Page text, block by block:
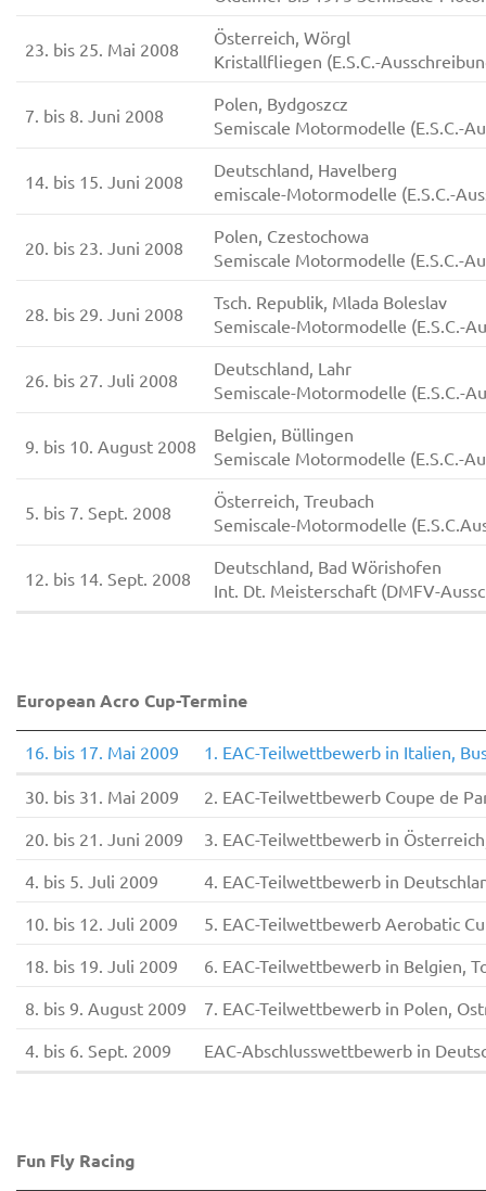
23. bis 25. Mai 2008
Österreich, Wörgl
Kristallfliegen (E.S.C.-
7. bis 8. Juni 2008
Polen, Bydgoszcz
Semiscale Motormodelle (E.S.C.-
14. bis 15. Juni 2008
Deutschland, Havelberg
emiscale-Motormodelle (E.S.C.-
20. bis 23. Juni 2008
Polen, Czestochowa
Semiscale Motormodelle (E.S.C.-
28. bis 29. Juni 2008
Tsch. Republik, Mlada Boleslav
Semiscale-Motormodelle (E.S.C.-
26. bis 27. Juli 2008
Deutschland, Lahr
Semiscale-Motormodelle (E.S.C.-
9. bis 10. August 2008
Belgien, Büllingen
Semiscale Motormodelle (E.S.C.-
5. bis 7. Sept. 2008
Österreich, Treubach
Semiscale-Motormodelle
12. bis 14. Sept. 2008
Deutschland, Bad Wörishofen
Int. Dt. Meisterschaft (DMFV-
European Acro Cup-Termine
16. bis 17. Mai 2009 1. EAC-Teilwettbewerb in Italien,
30. bis 31. Mai 2009
2. EAC-Teilwettbewerb Coupe de
20. bis 21. Juni 2009
3. EAC-Teilwettbewerb in
4. bis 5. Juli 2009
4. EAC-Teilwettbewerb in
10. bis 12. Juli 2009
5. EAC-Teilwettbewerb Aerobatic
18. bis 19. Juli 2009
6. EAC-Teilwettbewerb in Belgien,
8. bis 9. August 2009
7. EAC-Teilwettbewerb in Polen,
4. bis 6. Sept. 2009
EAC-Abschlusswettbewerb in
Fun Fly Racing